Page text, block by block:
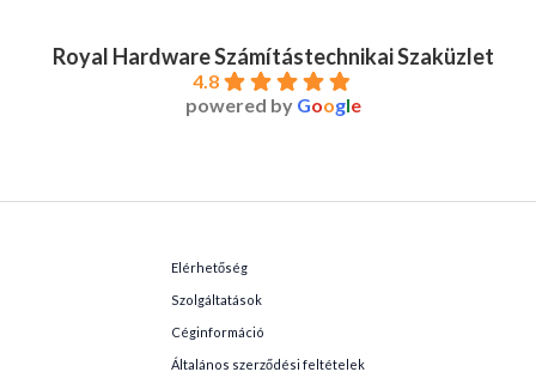
Royal Hardware Számítástechnikai Szaküzlet
4.8
powered by Google
Elérhetőség
Szolgáltatások
Céginformáció
Általános szerződési feltételek